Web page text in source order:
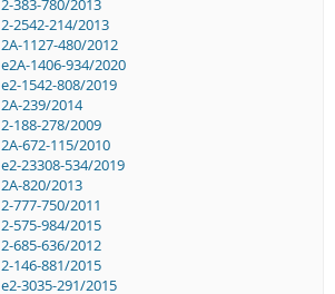
2-383-780/2013
2-2542-214/2013
2A-1127-480/2012
e2A-1406-934/2020
e2-1542-808/2019
2A-239/2014
2-188-278/2009
2A-672-115/2010
e2-23308-534/2019
2A-820/2013
2-777-750/2011
2-575-984/2015
2-685-636/2012
2-146-881/2015
e2-3035-291/2015